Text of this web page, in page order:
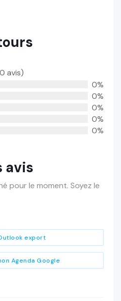
avis)
0%
0%
0%
0%
0%
avis
pour le moment. Soyez le
Agenda Google
export